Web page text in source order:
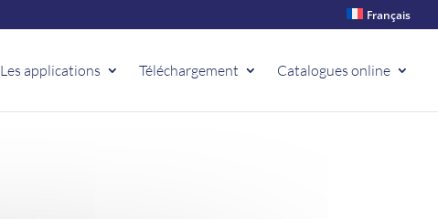
Français
Les applications Téléchargement Catalogues online